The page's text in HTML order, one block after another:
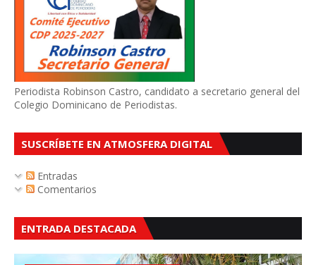
Periodista Robinson Castro, candidato a secretario general del
Colegio Dominicano de Periodistas.
SUSCRÍBETE EN ATMOSFERA DIGITAL
Entradas
Comentarios
ENTRADA DESTACADA